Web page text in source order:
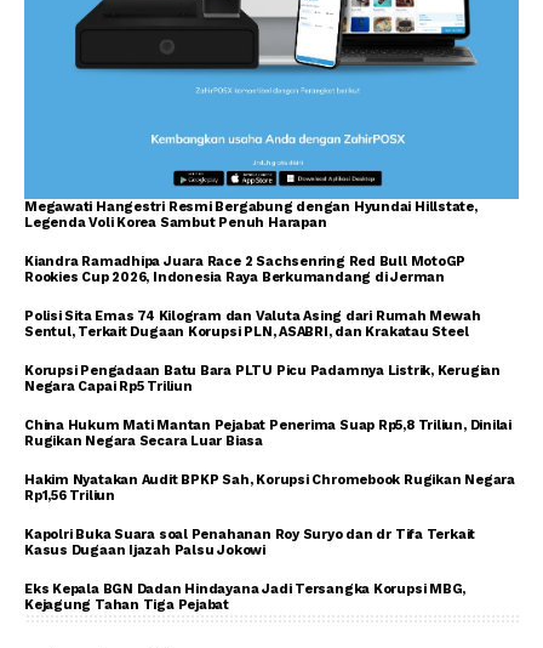
Megawati Hangestri Resmi Bergabung dengan Hyundai Hillstate,
Legenda Voli Korea Sambut Penuh Harapan
Kiandra Ramadhipa Juara Race 2 Sachsenring Red Bull MotoGP
Rookies Cup 2026, Indonesia Raya Berkumandang di Jerman
Polisi Sita Emas 74 Kilogram dan Valuta Asing dari Rumah Mewah
Sentul, Terkait Dugaan Korupsi PLN, ASABRI, dan Krakatau Steel
Korupsi Pengadaan Batu Bara PLTU Picu Padamnya Listrik, Kerugian
Negara Capai Rp5 Triliun
China Hukum Mati Mantan Pejabat Penerima Suap Rp5,8 Triliun, Dinilai
Rugikan Negara Secara Luar Biasa
Hakim Nyatakan Audit BPKP Sah, Korupsi Chromebook Rugikan Negara
Rp1,56 Triliun
Kapolri Buka Suara soal Penahanan Roy Suryo dan dr Tifa Terkait
Kasus Dugaan Ijazah Palsu Jokowi
Eks Kepala BGN Dadan Hindayana Jadi Tersangka Korupsi MBG,
Kejagung Tahan Tiga Pejabat